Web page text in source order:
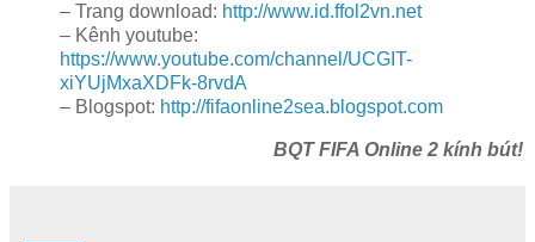
– Trang download: http://www.id.ffol2vn.net
– Kênh youtube:
https://www.youtube.com/channel/UCGIT-
xiYUjMxaXDFk-8rvdA
– Blogspot: http://fifaonline2sea.blogspot.com
BQT FIFA Online 2 kính bút!